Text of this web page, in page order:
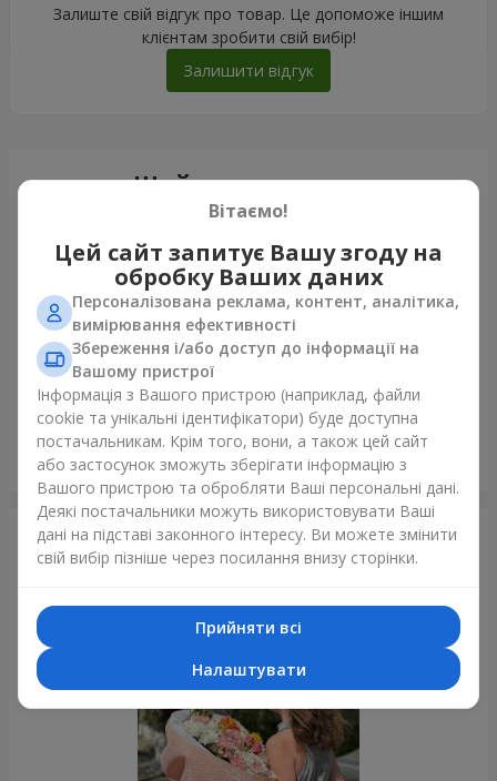
Залиште свій відгук про товар. Це допоможе іншим
клієнтам зробити свій вибір!
Залишити відгук
Щойно доставили
Букет "Сафо"
Київ
Фотогалерея
Вітаємо!
Цей сайт запитує Вашу згоду на
обробку Ваших даних
Персоналізована реклама, контент, аналітика,
вимірювання ефективності
Збереження і/або доступ до інформації на
Вашому пристрої
Інформація з Вашого пристрою (наприклад, файли
cookie та унікальні ідентифікатори) буде доступна
постачальникам. Крім того, вони, а також цей сайт
або застосунок зможуть зберігати інформацію з
Вашого пристрою та обробляти Ваші персональні дані.
Деякі постачальники можуть використовувати Ваші
дані на підставі законного інтересу. Ви можете змінити
свій вибір пізніше через посилання внизу сторінки.
Прийняти всі
Налаштувати